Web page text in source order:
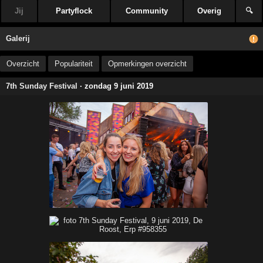
Jij Partyflock Community Overig 🔍
Galerij
Overzicht Populariteit Opmerkingen overzicht
7th Sunday Festival · zondag 9 juni 2019